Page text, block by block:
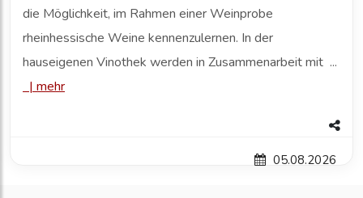
die Möglichkeit, im Rahmen einer Weinprobe
rheinhessische Weine kennenzulernen. In der
hauseigenen Vinothek werden in Zusammenarbeit mit ...
| mehr
05.08.2026